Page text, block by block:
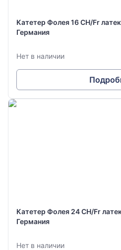
Катетер Фолея 16 CH/Fr
Германия
Нет в наличии
Катетер Фолея 24 CH/Fr
Германия
Нет в наличии